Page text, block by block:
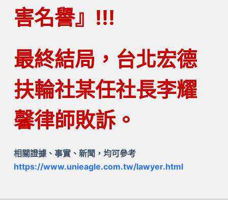
害名譽』!!!
最終結局， 台北宏德
扶輪社某任社長李耀
馨律師敗訴。
相關證據、事實、新聞，均可參考
https://www.unieagle.com.tw/lawyer.html